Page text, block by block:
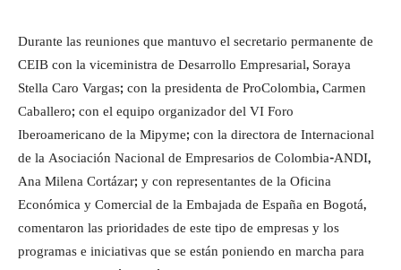
Durante las reuniones que mantuvo el secretario permanente de
CEIB con la viceministra de Desarrollo Empresarial, Soraya
Stella Caro Vargas; con la presidenta de ProColombia, Carmen
Caballero; con el equipo organizador del VI Foro
Iberoamericano de la Mipyme; con la directora de Internacional
de la Asociación Nacional de Empresarios de Colombia-ANDI,
Ana Milena Cortázar; y con representantes de la Oficina
Económica y Comercial de la Embajada de España en Bogotá,
comentaron las prioridades de este tipo de empresas y los
programas e iniciativas que se están poniendo en marcha para